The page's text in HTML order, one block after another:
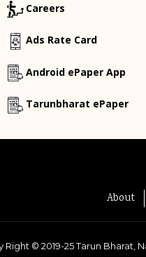
Careers
Ads Rate Card
Android ePaper App
Tarunbharat ePaper
About
Right © 2019-25Tarun Bharat,